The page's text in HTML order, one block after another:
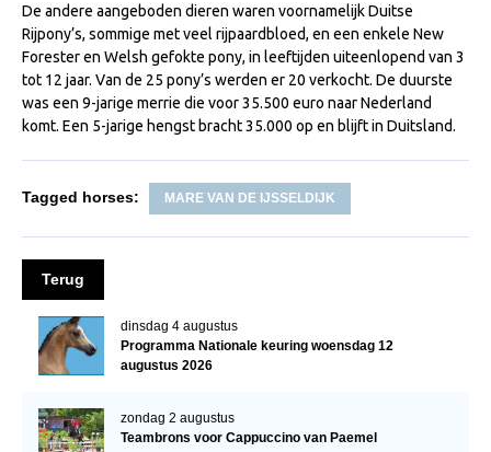
Webshop
Evenementen
NRPS Select Sale
NRPS Keuringen
Regionale Keuringen
Nationale Keuring
Sport
Dutch Pony Championship
De andere aangeboden dieren waren voornamelijk Duitse
Rijpony’s, sommige met veel rijpaardbloed, en een enkele New
Forester en Welsh gefokte pony, in leeftijden uiteenlopend van 3
tot 12 jaar. Van de 25 pony’s werden er 20 verkocht. De duurste
was een 9-jarige merrie die voor 35.500 euro naar Nederland
komt. Een 5-jarige hengst bracht 35.000 op en blijft in Duitsland.
Tagged horses: MARE VAN DE IJSSELDIJK
Terug
dinsdag 4 augustus
Programma Nationale keuring woensdag 12
augustus 2026
zondag 2 augustus
Teambrons voor Cappuccino van Paemel